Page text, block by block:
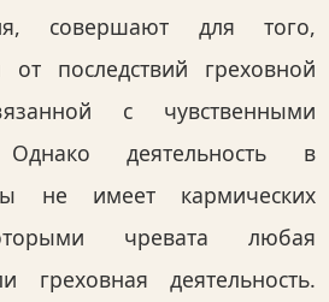
совершают для того,
от последствий греховной
с чувственными
Однако деятельность в
не имеет кармических
чревата любая
греховная деятельность.